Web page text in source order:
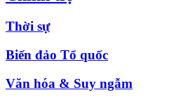
Thời sự
Biển đảo Tổ quốc
Văn hóa & Suy ngẫm